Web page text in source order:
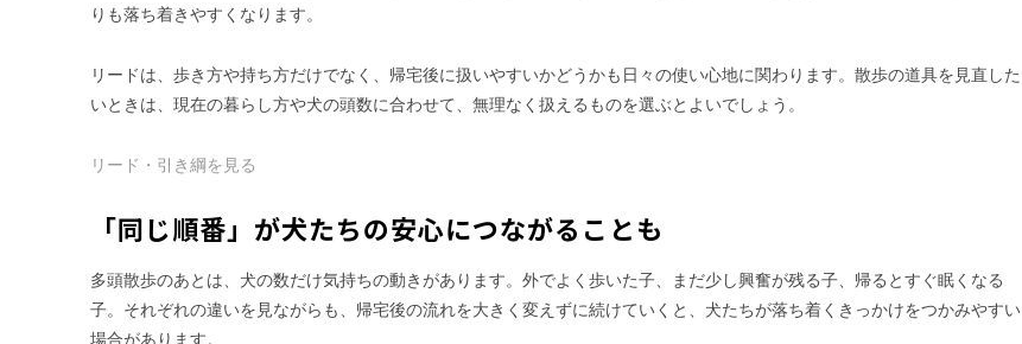
りも落ち着きやすくなります。
リードは、歩き方や持ち方だけでなく、帰宅後に扱いやすいかどうかも日々の使い心地に関わります。散歩の道具を見直した
いときは、現在の暮らし方や犬の頭数に合わせて、無理なく扱えるものを選ぶとよいでしょう。
リード・引き綱を見る
「同じ順番」が犬たちの安心につながることも
多頭散歩のあとは、犬の数だけ気持ちの動きがあります。外でよく歩いた子、まだ少し興奮が残る子、帰るとすぐ眠くなる
子。それぞれの違いを見ながらも、帰宅後の流れを大きく変えずに続けていくと、犬たちが落ち着くきっかけをつかみやすい
場合があります。